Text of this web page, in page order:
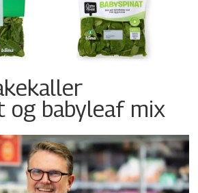
og babyleaf mix